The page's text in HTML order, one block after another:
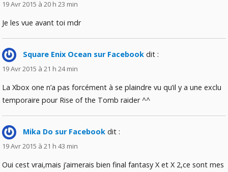
19 Avr 2015 à 20 h 23 min
Je les vue avant toi mdr
Square Enix Ocean sur Facebook dit :
19 Avr 2015 à 21 h 24 min
La Xbox one n’a pas forcément à se plaindre vu qu’il y a une exclu
temporaire pour Rise of the Tomb raider ^^
Mika Do sur Facebook dit :
19 Avr 2015 à 21 h 43 min
Oui cest vrai,mais j’aimerais bien final fantasy X et X 2,ce sont mes